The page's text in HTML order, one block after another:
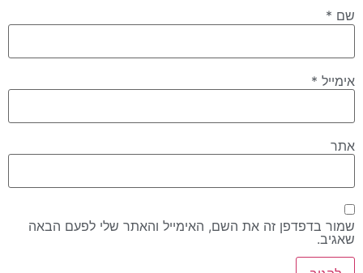
שם *
אימייל *
אתר
שמור בדפדפן זה את השם, האימייל והאתר שלי לפעם הבאה
שאגיב.